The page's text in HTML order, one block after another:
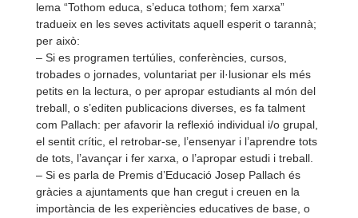
lema “Tothom educa, s’educa tothom; fem xarxa”
tradueix en les seves activitats aquell esperit o tarannà;
per això:
–Si es programen tertúlies, conferències, cursos,
trobades o jornades, voluntariat per il·lusionar els més
petits en la lectura, o per apropar estudiants al món del
treball, o s’editen publicacions diverses, es fa talment
com Pallach: per afavorir la reflexió individual i/o grupal,
el sentit crític, el retrobar-se, l’ensenyar i l’aprendre tots
de tots, l’avançar i fer xarxa, o l’apropar estudi i treball.
–Si es parla de Premis d’Educació Josep Pallach és
gràcies a ajuntaments que han cregut i creuen en la
importància de les experiències educatives de base, o